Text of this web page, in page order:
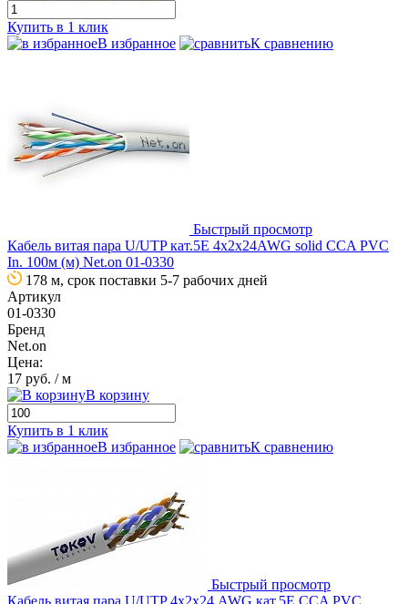
Купить в 1 клик
В избранное
К сравнению
Быстрый просмотр
Кабель витая пара U/UTP кат.5E 4х2х24AWG solid CCA PVC
In. 100м (м) Net.on 01-0330
178 м, срок поставки 5-7 рабочих дней
Артикул
01-0330
Бренд
Net.on
Цена:
17 руб. / м
В корзину
Купить в 1 клик
В избранное
К сравнению
Быстрый просмотр
Кабель витая пара U/UTP 4х2х24 AWG кат.5E CCA PVC